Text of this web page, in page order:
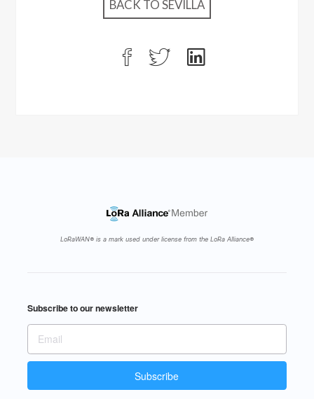
BACK TO SEVILLA